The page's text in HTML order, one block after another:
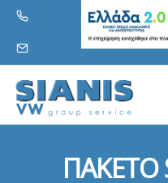
ΠΑΚΕΤΟ